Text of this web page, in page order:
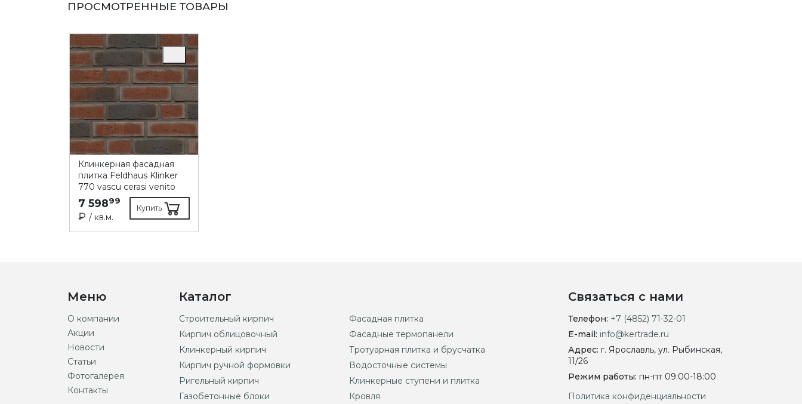
ПРОСМОТРЕННЫЕ ТОВАРЫ
Клинкерная фасадная
плитка Feldhaus Klinker
770 vascu cerasi venito
7 59899
₽ / кв.м.
Купить
Меню
О компании
Акции
Новости
Статьи
Фотогалерея
Контакты
Каталог
Строительный кирпич
Кирпич облицовочный
Клинкерный кирпич
Кирпич ручной формовки
Ригельный кирпич
Газобетонные блоки
Фасадная плитка
Фасадные термопанели
Тротуарная плитка и брусчатка
Водосточные системы
Клинкерные ступени и плитка
Кровля
Связаться с нами
Телефон: +7 (4852) 71-32-01
E-mail: info@kertrade.ru
Адрес: г. Ярославль, ул. Рыбинская,
11/26
Режим работы: пн-пт 09:00-18:00
Политика конфиденциальности